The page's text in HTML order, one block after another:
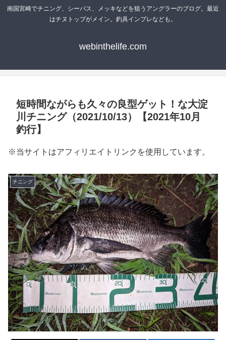
南国宮崎でチニング、シーバス、メッキなどを狙うアングラーのブログ。最近
はチヌトップがメイン。釣具インプレなども。
webinthelife.com
短時間ながらも久々の良型ゲット！な大淀
川チニング（2021/10/13）【2021年10月
釣行】
※当サイトはアフィリエイトリンクを使用しています。
チニング